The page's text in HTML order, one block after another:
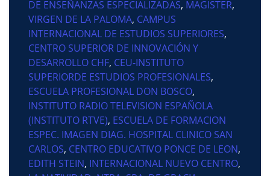
DE ENSEÑANZAS ESPECIALIZADAS, MAGISTER,
VIRGEN DE LA PALOMA, CAMPUS
INTERNACIONAL DE ESTUDIOS SUPERIORES,
CENTRO SUPERIOR DE INNOVACIÓN Y
DESARROLLO CHF, CEU-INSTITUTO
SUPERIORDE ESTUDIOS PROFESIONALES,
ESCUELA PROFESIONAL DON BOSCO,
INSTITUTO RADIO TELEVISION ESPAÑOLA
(INSTITUTO RTVE), ESCUELA DE FORMACION
ESPEC. IMAGEN DIAG. HOSPITAL CLINICO SAN
CARLOS, CENTRO EDUCATIVO PONCE DE LEON,
EDITH STEIN, INTERNACIONAL NUEVO CENTRO,